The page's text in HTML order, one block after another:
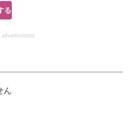
ト
題
る
advertisement
ん